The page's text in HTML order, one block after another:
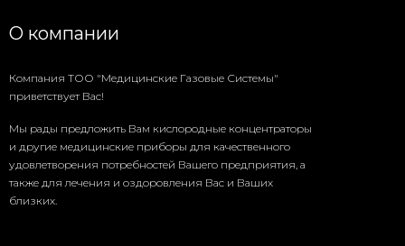
О компании
Компания ТОО "Медицинские Газовые Системы"
приветствует Вас!
Мы рады предложить Вам кислородные концентраторы
и другие медицинские приборы для качественного
удовлетворения потребностей Вашего предприятия, а
также для лечения и оздоровления Вас и Ваших
близких.